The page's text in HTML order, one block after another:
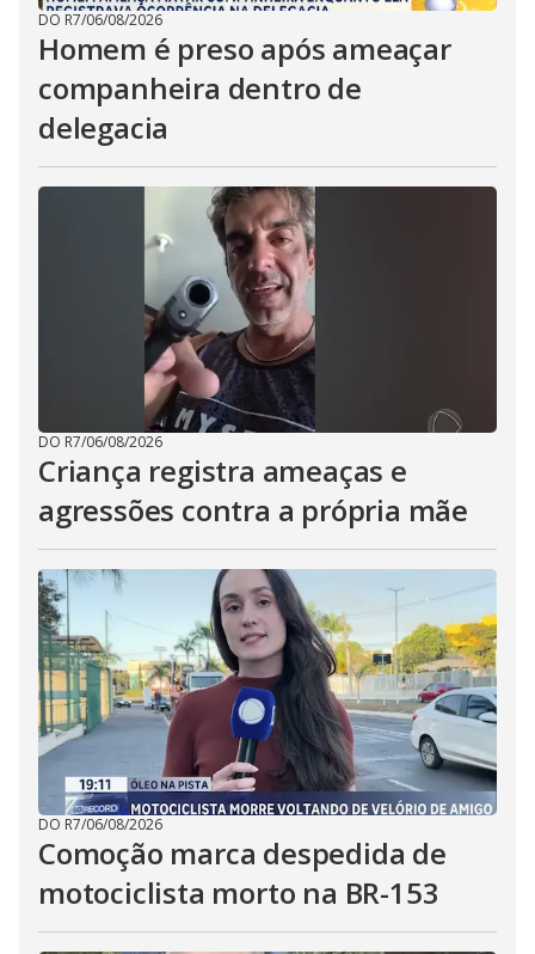
DO R7/06/08/2026
Homem é preso após ameaçar
companheira dentro de
delegacia
DO R7/06/08/2026
Criança registra ameaças e
agressões contra a própria mãe
DO R7/06/08/2026
Comoção marca despedida de
motociclista morto na BR-153